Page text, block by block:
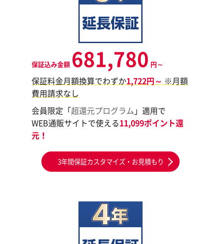
保証込み金額 681,780 円～
保証料金月額換算でわずか1,722円～ ※月額
費用請求なし
会員限定「超還元プログラム 」適用で
WEB通販サイトで使える11,099ポイント還
元！
3年間保証カスタマイズ・お見積もり